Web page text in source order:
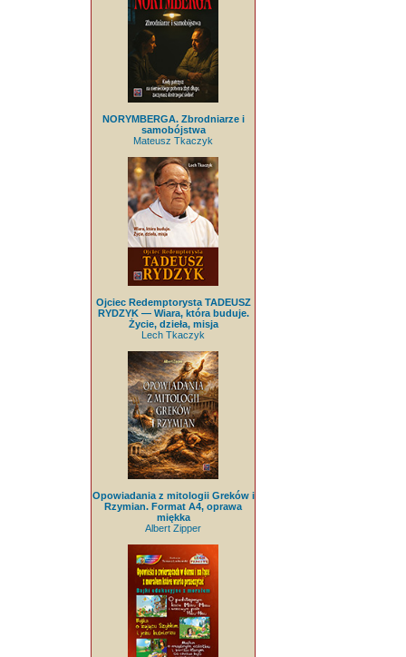
NORYMBERGA. Zbrodniarze i
samobójstwa
Mateusz Tkaczyk
Ojciec Redemptorysta TADEUSZ
RYDZYK — Wiara, która buduje.
Życie, dzieła, misja
Lech Tkaczyk
Opowiadania z mitologii Greków i
Rzymian. Format A4, oprawa
miękka
Albert Zipper